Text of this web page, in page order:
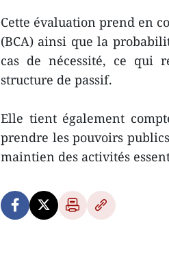
Cette évaluation prend en
(BCA) ainsi que la
cas de nécessité, ce qui
structure de passif.
Elle tient également
prendre les pouvoirs
maintien des activités